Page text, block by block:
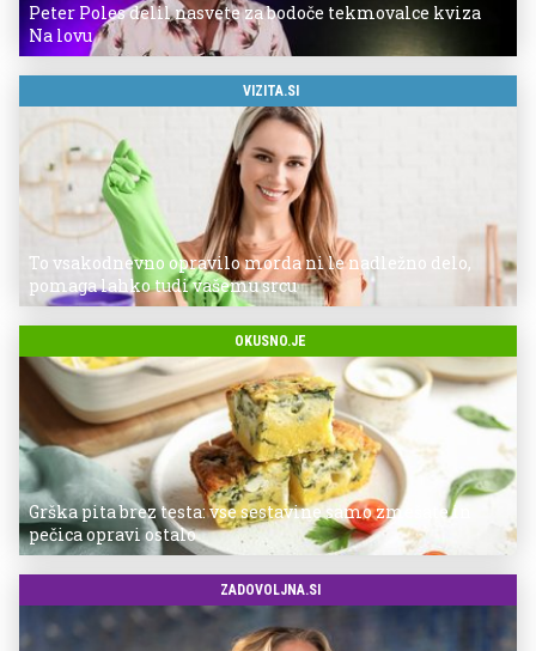
Peter Poles delil nasvete za bodoče tekmovalce kviza
Na lovu
VIZITA.SI
To vsakodnevno opravilo morda ni le nadležno delo,
pomaga lahko tudi vašemu srcu
OKUSNO.JE
Grška pita brez testa: vse sestavine samo zmešate in
pečica opravi ostalo
ZADOVOLJNA.SI